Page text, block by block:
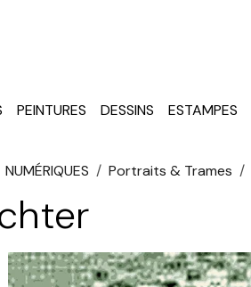
PEINTURES DESSINS ESTAMPES
NUMÉRIQUES Portraits & Trames